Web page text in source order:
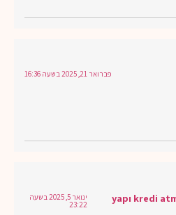
פברואר 21, 2025 בשעה 16:36
yapı kredi ינואר 5, 2025 בשעה
23:22